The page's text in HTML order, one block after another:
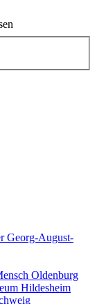
Georg-August-
Oldenburg
Hildesheim